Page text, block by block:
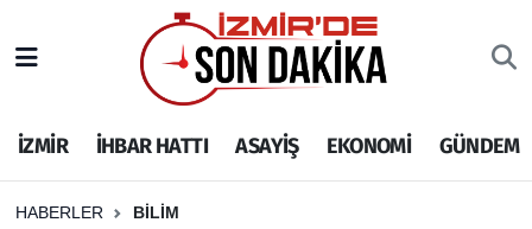
İZMİR İHBAR HATTI ASAYİŞ EKONOMİ GÜNDEM
HABERLER BİLİM
İHBAR HATTI
DEPREM
İzmir Nöbetçi Eczaneler
İzmir Hava Durumu
İzmir Namaz Vakitleri